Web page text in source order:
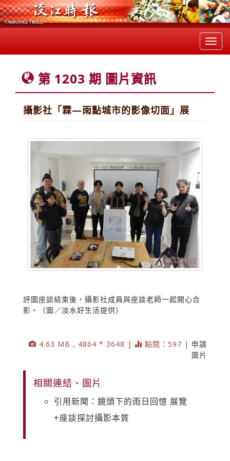
第 1203 期 圖片資訊
攝影社「霖—雨點城市的影像切面」展
評圖座談結束後，攝影社成員與座談老師一起開心合
影。（圖／淡水好生活提供）
4.63 MB , 4864 * 3648 | 點閱：597 | 申請
圖片
相關連結、圖片
引用新聞：鏡頭下的雨日回憶 展覽
+座談探討攝影本質